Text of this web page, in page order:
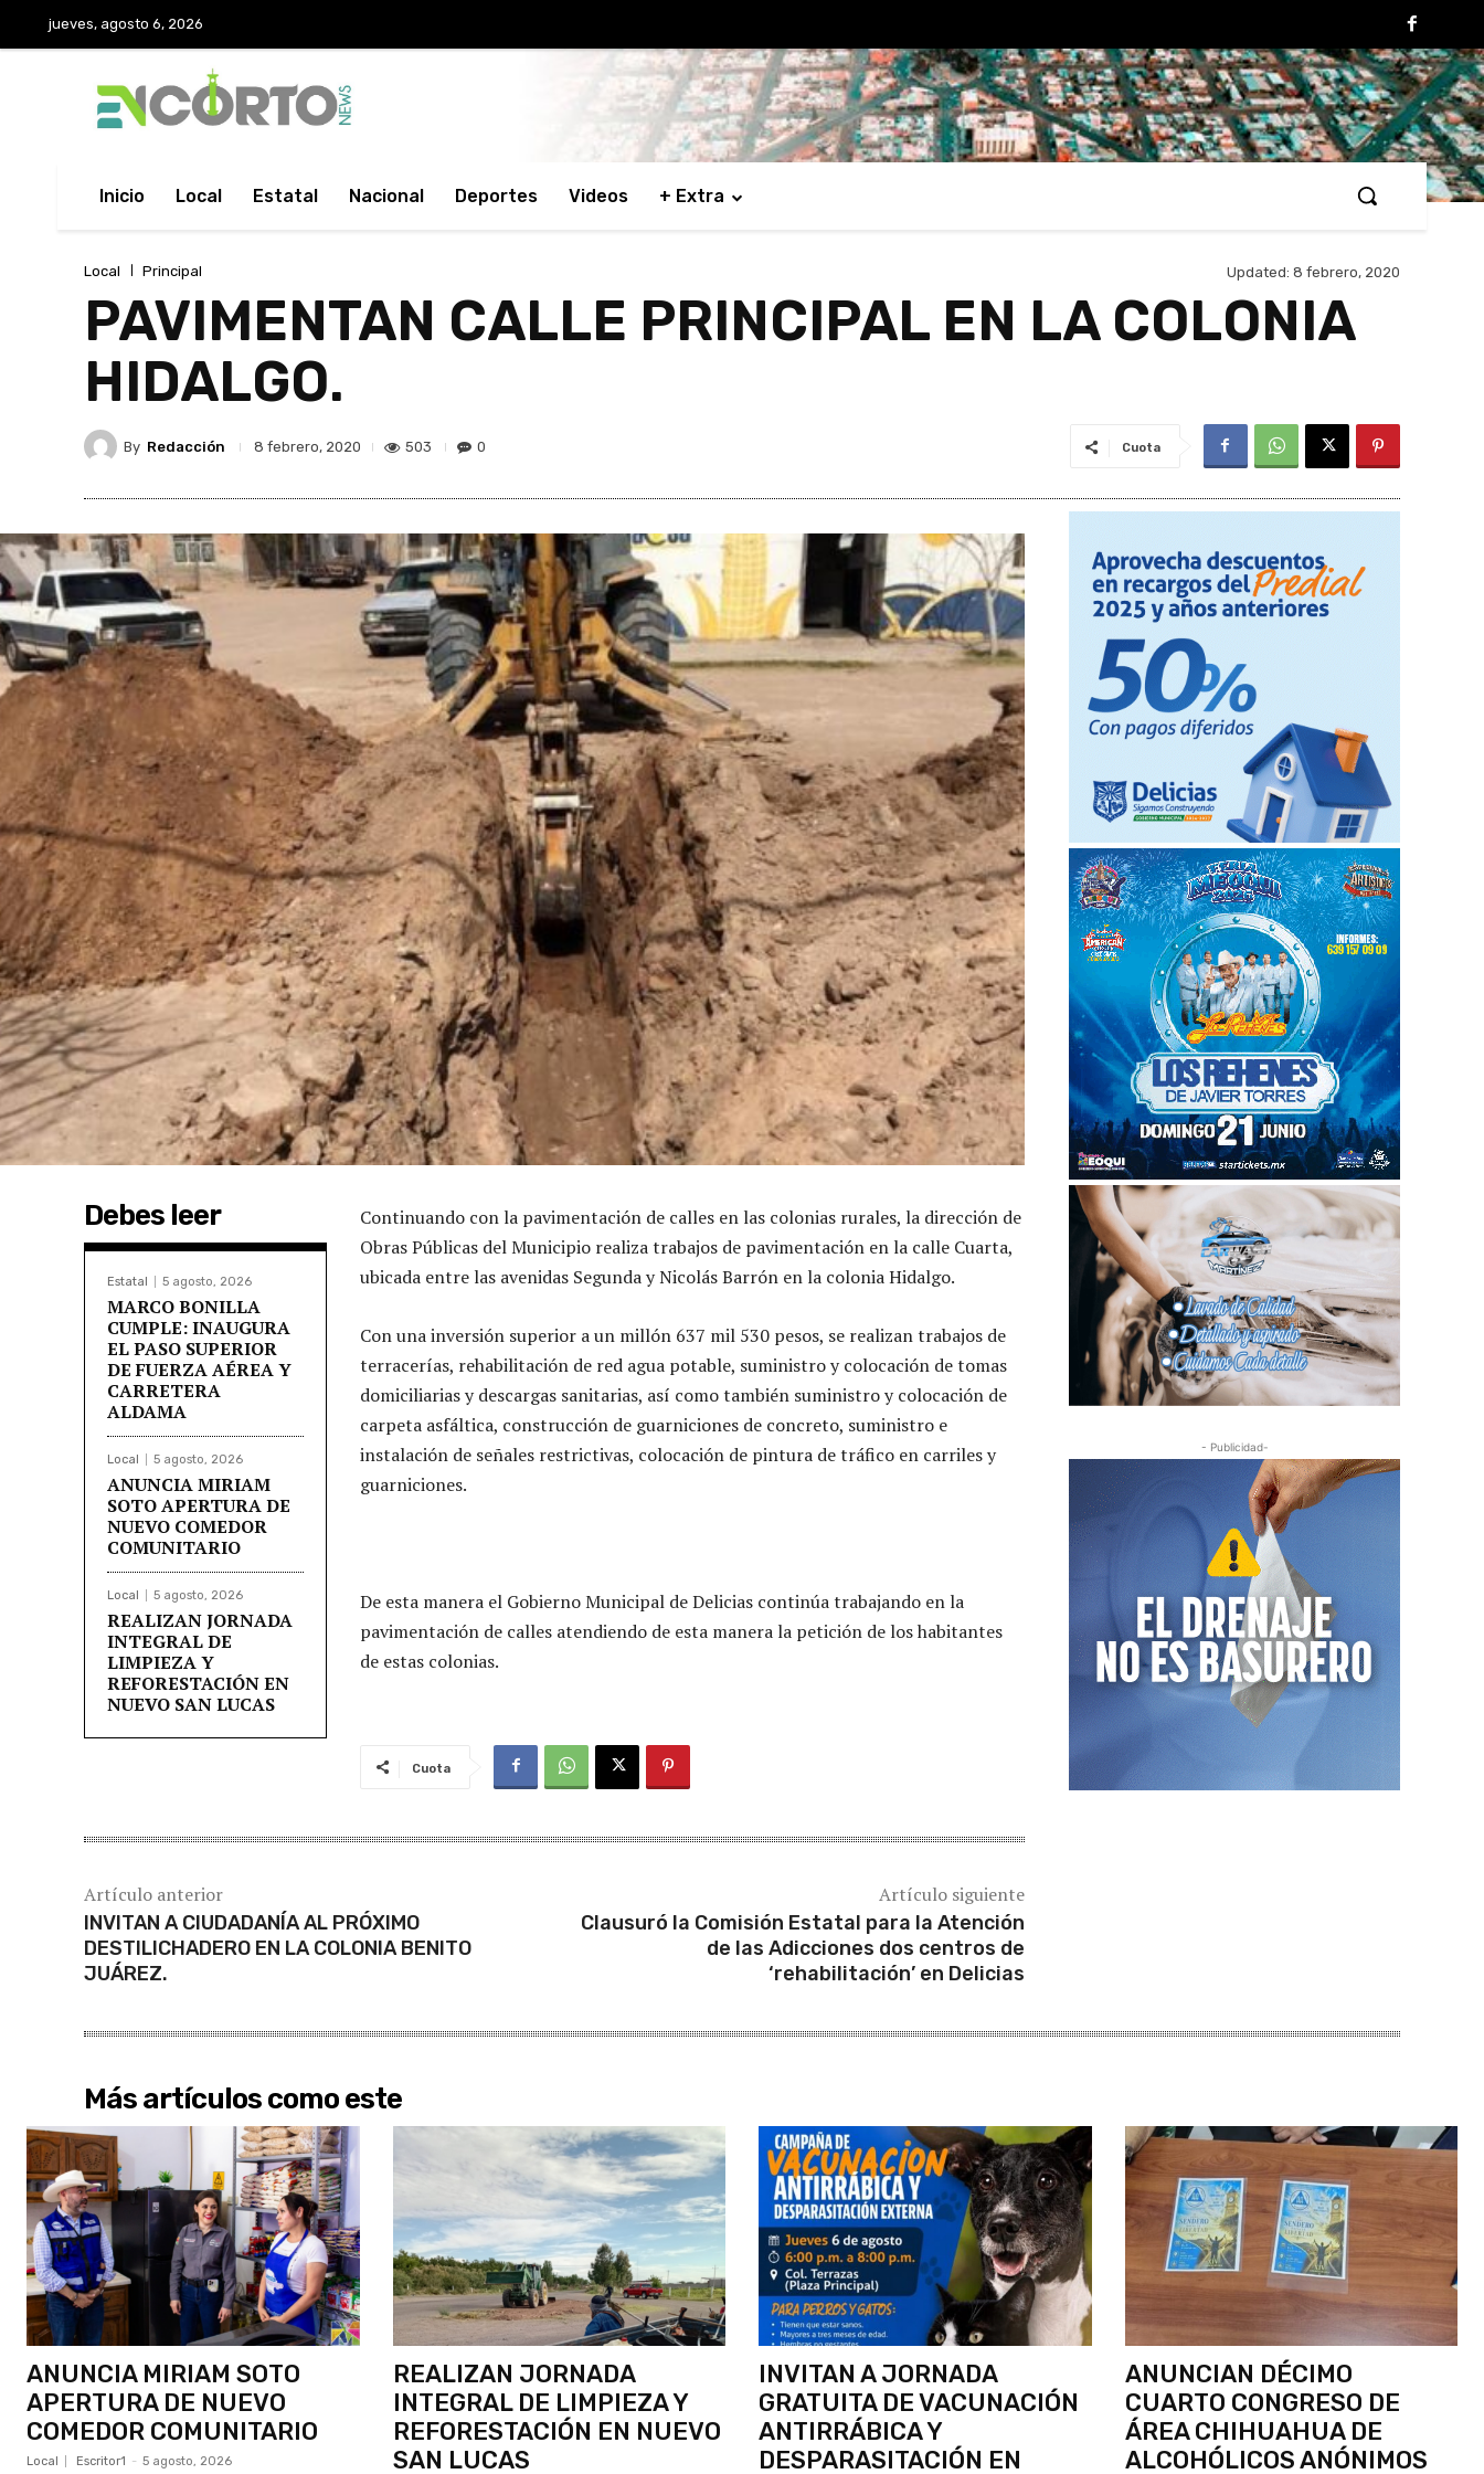
jueves, agosto 6, 2026
Inicio Local Estatal Nacional Deportes Videos + Extra
Local Principal Updated: 8 febrero, 2020
PAVIMENTAN CALLE PRINCIPAL EN LA COLONIA
HIDALGO.
By Redacción 8 febrero, 2020 503 0 Cuota
Debes leer
Estatal 5 agosto, 2026
MARCO BONILLA
CUMPLE: INAUGURA
EL PASO SUPERIOR
DE FUERZA AÉREA Y
CARRETERA
ALDAMA
Local 5 agosto, 2026
ANUNCIA MIRIAM
SOTO APERTURA DE
NUEVO COMEDOR
COMUNITARIO
Local 5 agosto, 2026
REALIZAN JORNADA
INTEGRAL DE
LIMPIEZA Y
REFORESTACIÓN EN
NUEVO SAN LUCAS
Continuando con la pavimentación de calles en las colonias rurales, la dirección de
Obras Públicas del Municipio realiza trabajos de pavimentación en la calle Cuarta,
ubicada entre las avenidas Segunda y Nicolás Barrón en la colonia Hidalgo.
Con una inversión superior a un millón 637 mil 530 pesos, se realizan trabajos de
terracerías, rehabilitación de red agua potable, suministro y colocación de tomas
domiciliarias y descargas sanitarias, así como también suministro y colocación de
carpeta asfáltica, construcción de guarniciones de concreto, suministro e
instalación de señales restrictivas, colocación de pintura de tráfico en carriles y
guarniciones.
De esta manera el Gobierno Municipal de Delicias continúa trabajando en la
pavimentación de calles atendiendo de esta manera la petición de los habitantes
de estas colonias.
Cuota
Artículo anterior
INVITAN A CIUDADANÍA AL PRÓXIMO
DESTILICHADERO EN LA COLONIA BENITO
JUÁREZ.
Artículo siguiente
Clausuró la Comisión Estatal para la Atención
de las Adicciones dos centros de
‘rehabilitación’ en Delicias
- Publicidad-
Más artículos como este
ANUNCIA MIRIAM SOTO
APERTURA DE NUEVO
COMEDOR COMUNITARIO
Local Escritor1 - 5 agosto, 2026
REALIZAN JORNADA
INTEGRAL DE LIMPIEZA Y
REFORESTACIÓN EN NUEVO
SAN LUCAS
INVITAN A JORNADA
GRATUITA DE VACUNACIÓN
ANTIRRÁBICA Y
DESPARASITACIÓN EN
ANUNCIAN DÉCIMO
CUARTO CONGRESO DE
ÁREA CHIHUAHUA DE
ALCOHÓLICOS ANÓNIMOS